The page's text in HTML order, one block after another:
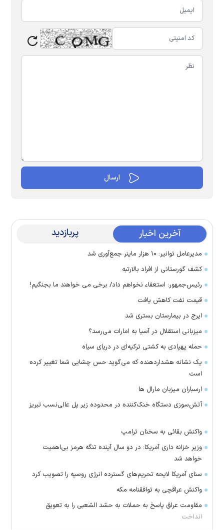
آخرین اخبار پربازدید
مدیرعامل توانیر: ۱۰ هزار ماینر جمع‌آوری شد
کشف گورستانی از افراد بالارتبه
رئیس‌جمهور: استعفاء نخواهم داد/ برخی می خواهند ما بجنگیم!
قیمت نفت کاهش یافت
ایرج در بیمارستان بستری شد
میزبانی استقلال در آسیا به امارات می‌رسد؟
حمله پهپادی به کشتی ترکیه‌ای در دریای سیاه
یک نشانه هشداردهنده که می‌گوید حس چشایی شما تغییر کرده
است
ارسباران میزبان مارال ها
آتش‌سوزی دستگاه خنک‌کننده در محدوده زیر پل عالی‌نسب تبریز
واکنش بقائی به سخنان ترامپ
وزیر خزانه داری آمریکا: در دو سال آینده تنگه هرمز بی‌اهمیت
خواهد شد
سنای آمریکا لایحه تحریم‌های گسترده انرژی روسیه را تصویب کرد
واکنش عراقچی به توافقنامه مکه
مقاومت عراق پاسخ به حملات به حشد الشعبی را به تعویق
انداخت